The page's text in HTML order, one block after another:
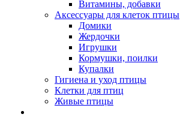
Витамины, добавки
Аксессуары для клеток птицы
Домики
Жердочки
Игрушки
Кормушки, поилки
Купалки
Гигиена и уход птицы
Клетки для птиц
Живые птицы